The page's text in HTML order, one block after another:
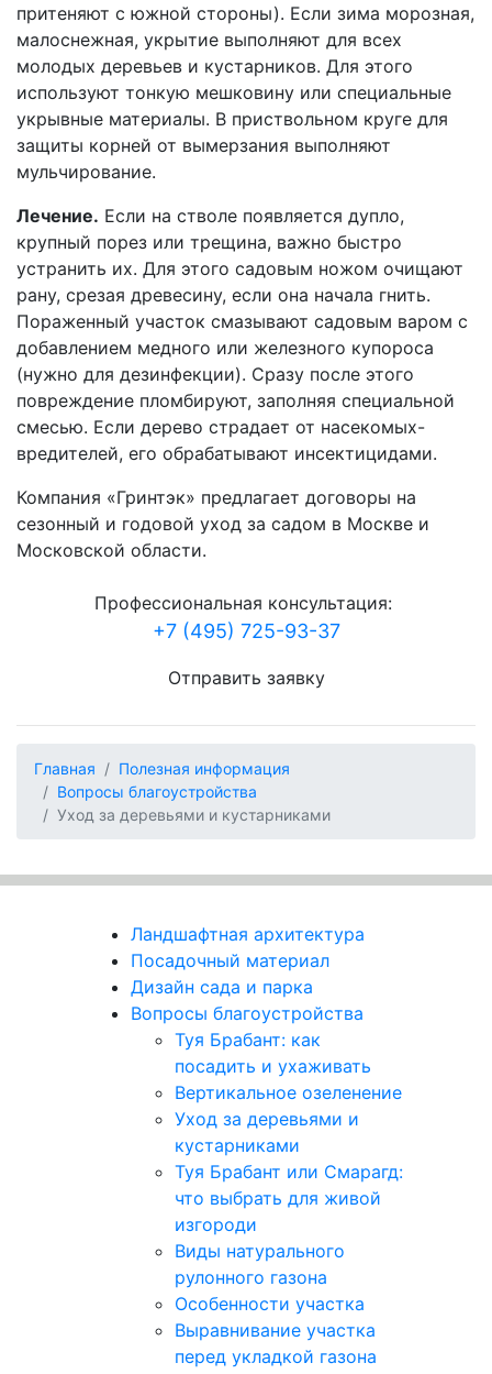
притеняют с южной стороны). Если зима морозная,
малоснежная, укрытие выполняют для всех
молодых деревьев и кустарников. Для этого
используют тонкую мешковину или специальные
укрывные материалы. В приствольном круге для
защиты корней от вымерзания выполняют
мульчирование.
Лечение. Если на стволе появляется дупло,
крупный порез или трещина, важно быстро
устранить их. Для этого садовым ножом очищают
рану, срезая древесину, если она начала гнить.
Пораженный участок смазывают садовым варом с
добавлением медного или железного купороса
(нужно для дезинфекции). Сразу после этого
повреждение пломбируют, заполняя специальной
смесью. Если дерево страдает от насекомых-
вредителей, его обрабатывают инсектицидами.
Компания «Гринтэк» предлагает договоры на
сезонный и годовой уход за садом в Москве и
Московской области.
Профессиональная консультация:
+7 (495) 725-93-37
Отправить заявку
Главная
Полезная информация
Вопросы благоустройства
Уход за деревьями и кустарниками
Ландшафтная архитектура
Посадочный материал
Дизайн сада и парка
Вопросы благоустройства
Туя Брабант: как
посадить и ухаживать
Вертикальное озеленение
Уход за деревьями и
кустарниками
Туя Брабант или Смарагд:
что выбрать для живой
изгороди
Виды натурального
рулонного газона
Особенности участка
Выравнивание участка
перед укладкой газона